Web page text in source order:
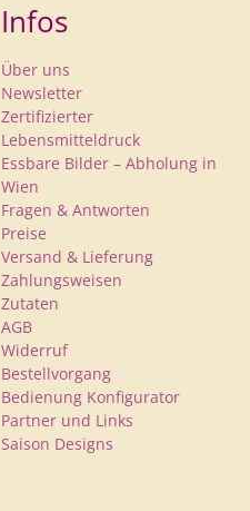
Infos
Über uns
Newsletter
Zertifizierter
Lebensmitteldruck
Essbare Bilder – Abholung in
Wien
Fragen & Antworten
Preise
Versand & Lieferung
Zahlungsweisen
Zutaten
AGB
Widerruf
Bestellvorgang
Bedienung Konfigurator
Partner und Links
Saison Designs